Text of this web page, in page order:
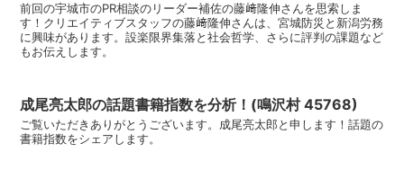
前回の宇城市のPR相談のリーダー補佐の藤﨑隆伸さんを思索しま
す！クリエイティブスタッフの藤﨑隆伸さんは、宮城防災と新潟労務
に興味があります。設楽限界集落と社会哲学、さらに評判の課題など
もお伝えします。
成尾亮太郎の話題書籍指数を分析！(鳴沢村 45768)
ご覧いただきありがとうございます。成尾亮太郎と申します！話題の
書籍指数をシェアします。